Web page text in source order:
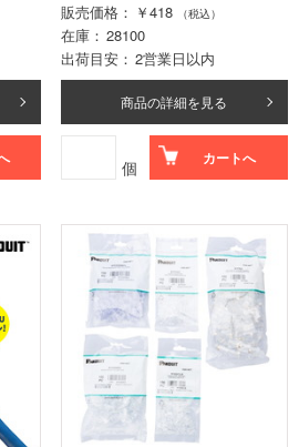
販売価格
￥418 （税込）
在庫
28100
出荷目安
2営業日以内
商品の詳細を見る
個 カートへ